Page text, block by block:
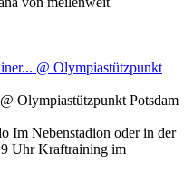
@ Olympiastützpunkt
@ Olympiastützpunkt Potsdam
Im Nebenstadion oder in der
Uhr Kraftraining im